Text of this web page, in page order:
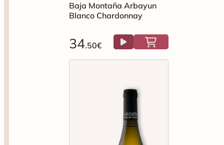
Baja Montaña Arbayun
Blanco Chardonnay
34.50€